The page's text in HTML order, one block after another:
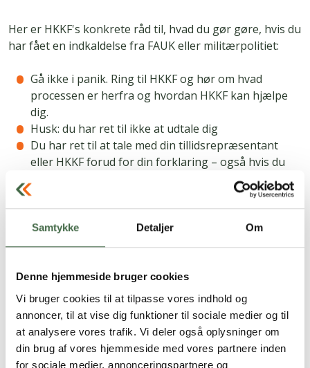
Samtykke Detaljer Om
Denne hjemmeside bruger cookies
Vi bruger cookies til at tilpasse vores indhold og
annoncer, til at vise dig funktioner til sociale medier og til
at analysere vores trafik. Vi deler også oplysninger om
din brug af vores hjemmeside med vores partnere inden
for sociale medier, annonceringspartnere og
Her er HKKF's konkrete råd til, hvad du gør gøre, hvis du
har fået en indkaldelse fra FAUK eller militærpolitiet:
Gå ikke i panik. Ring til HKKF og hør om hvad
processen er herfra og hvordan HKKF kan hjælpe
dig.
Husk: du har ret til ikke at udtale dig
Du har ret til at tale med din tillidsrepræsentant
eller HKKF forud for din forklaring – også hvis du
Læs også: Rettigheder til samtaler med chefen?
Andre nyheder